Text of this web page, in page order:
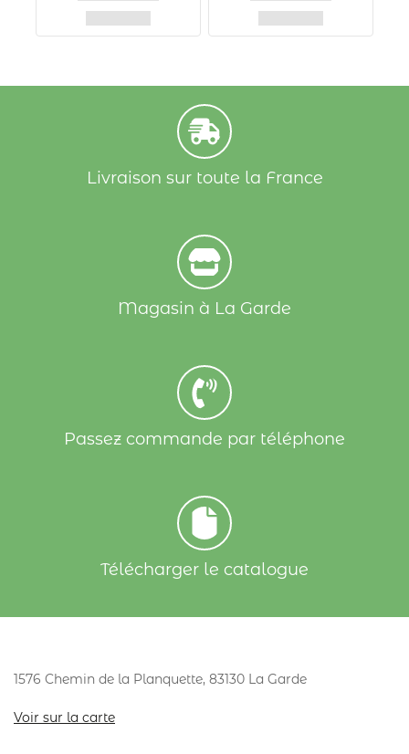
Livraison sur toute la France
Magasin à La Garde
Passez commande par téléphone
Télécharger le catalogue
1576 Chemin de la Planquette, 83130 La Garde
Voir sur la carte